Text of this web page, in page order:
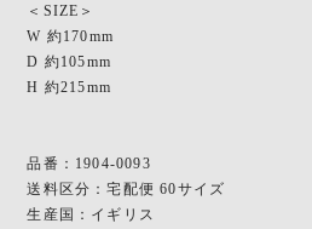
＜SIZE＞
W 約170mm
D 約105mm
H 約215mm
品番：1904-0093
送料区分：宅配便 60サイズ
生産国：イギリス